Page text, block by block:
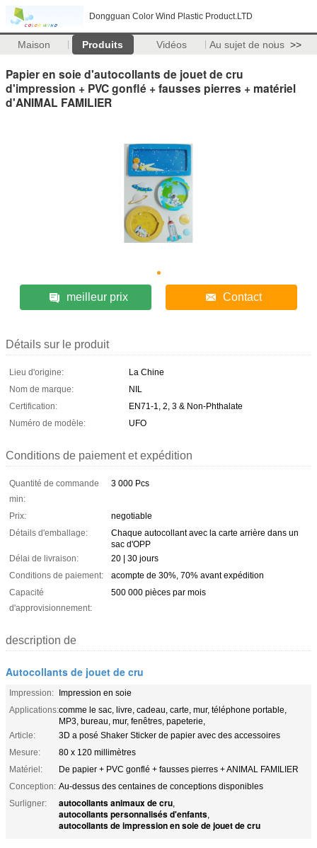
Dongguan Color Wind Plastic Product.LTD
Maison Produits Vidéos Au sujet de nous >>
Papier en soie d'autocollants de jouet de cru
d'impression + PVC gonflé + fausses pierres + matériel
d'ANIMAL FAMILIER
meilleur prix Contact
Détails sur le produit
Lieu d'origine:
La Chine
Nom de marque:
NIL
Certification:
EN71-1, 2, 3 & Non-Phthalate
Numéro de modèle:
UFO
Conditions de paiement et expédition
Quantité de commande
min:
3 000 Pcs
Prix:
negotiable
Détails d'emballage:
Chaque autocollant avec la carte arrière dans un
sac d'OPP
Délai de livraison:
20 | 30 jours
Conditions de paiement:
acompte de 30%, 70% avant expédition
Capacité
d'approvisionnement:
500 000 pièces par mois
description de
Autocollants de jouet de cru
Impression: Impression en soie
Applications:comme le sac, livre, cadeau, carte, mur, téléphone portable,
MP3, bureau, mur, fenêtres, papeterie,
Article:
3D a posé Shaker Sticker de papier avec des accessoires
Mesure:
80 x 120 millimètres
Matériel:
De papier + PVC gonflé + fausses pierres + ANIMAL FAMILIER
Conception: Au-dessus des centaines de conceptions disponibles
Surligner:
autocollants animaux de cru,
autocollants personnalisés d'enfants,
autocollants de impression en soie de jouet de cru